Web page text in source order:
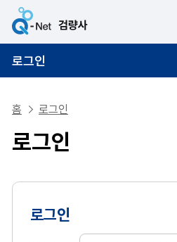
로그인
홈 로그인
로그인
로그인